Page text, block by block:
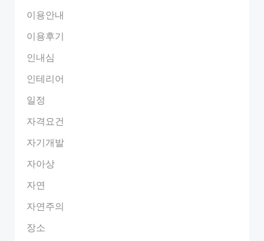
이용안내
이용후기
인내심
인테리어
일정
자격요건
자기개발
자아상
자연
자연주의
장소